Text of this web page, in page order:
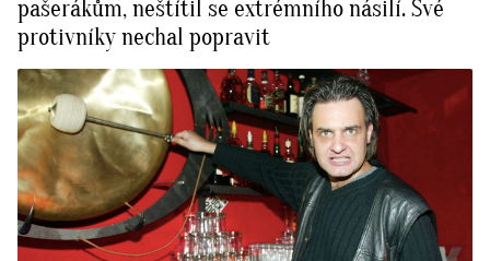
pašerákům, neštítil se extrémního násilí. Své
protivníky nechal popravit